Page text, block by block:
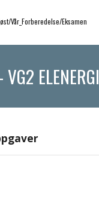
Vår_Forberedelse/Eksamen
ELENERGI